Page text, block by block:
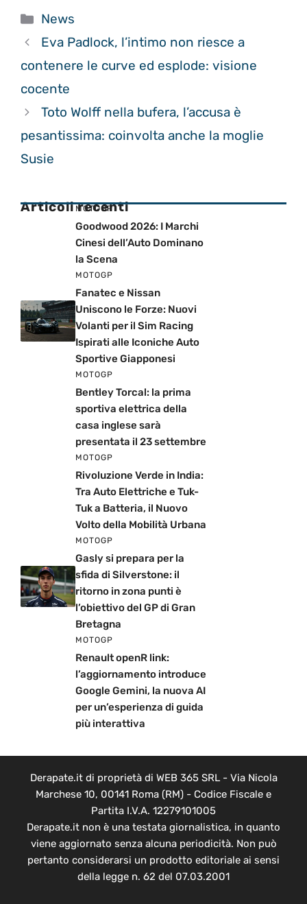
Categorie
News
Eva Padlock, l’intimo non riesce a
contenere le curve ed esplode: visione
cocente
Toto Wolff nella bufera, l’accusa è
pesantissima: coinvolta anche la moglie
Susie
Articoli recenti
MOTOGP
Goodwood 2026: I Marchi
Cinesi dell’Auto Dominano
la Scena
MOTOGP
Fanatec e Nissan
Uniscono le Forze: Nuovi
Volanti per il Sim Racing
Ispirati alle Iconiche Auto
Sportive Giapponesi
MOTOGP
Bentley Torcal: la prima
sportiva elettrica della
casa inglese sarà
presentata il 23 settembre
MOTOGP
Rivoluzione Verde in India:
Tra Auto Elettriche e Tuk-
Tuk a Batteria, il Nuovo
Volto della Mobilità Urbana
MOTOGP
Gasly si prepara per la
sfida di Silverstone: il
ritorno in zona punti è
l’obiettivo del GP di Gran
Bretagna
MOTOGP
Renault openR link:
l’aggiornamento introduce
Google Gemini, la nuova AI
per un’esperienza di guida
più interattiva
Derapate.it di proprietà di WEB 365 SRL - Via Nicola
Marchese 10, 00141 Roma (RM) - Codice Fiscale e
Partita I.V.A. 12279101005
Derapate.it non è una testata giornalistica, in quanto
viene aggiornato senza alcuna periodicità. Non può
pertanto considerarsi un prodotto editoriale ai sensi
della legge n. 62 del 07.03.2001